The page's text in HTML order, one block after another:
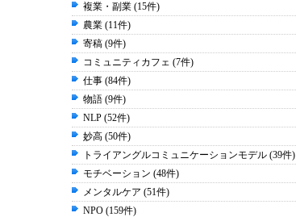
複業・副業 (15件)
農業 (11件)
寄稿 (9件)
コミュニティカフェ (7件)
仕事 (84件)
物語 (9件)
NLP (52件)
妙高 (50件)
トライアングルコミュニケーションモデル (39件)
モチベーション (48件)
メンタルケア (51件)
NPO (159件)